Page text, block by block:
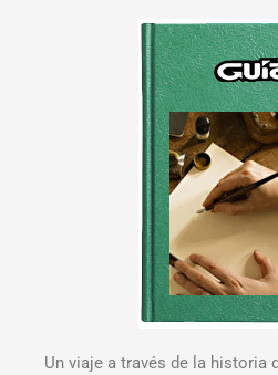
Un viaje a través de la historia